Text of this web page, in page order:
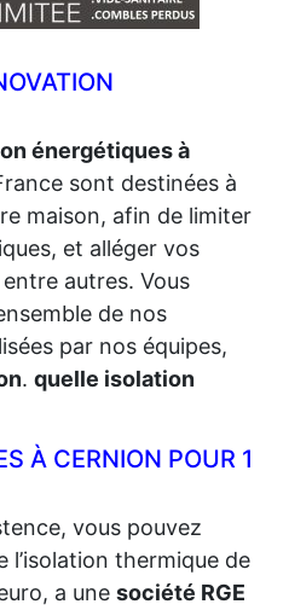
énergétiques à
sont destinées à
maison, afin de limiter
et alléger vos
autres. Vous
de nos
par nos équipes,
. quelle isolation
À CERNION POUR 1
vous pouvez
l’isolation thermique de
a une société RGE